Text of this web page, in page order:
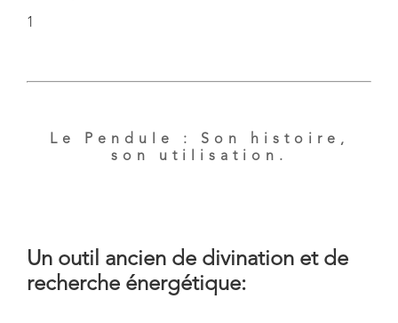
1
Le Pendule : Son histoire,
son utilisation.
Un outil ancien de divination et de
recherche énergétique: